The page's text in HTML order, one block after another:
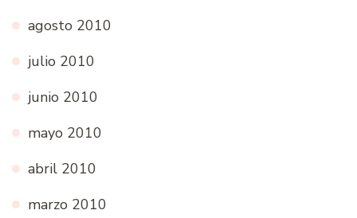
agosto 2010
julio 2010
junio 2010
mayo 2010
abril 2010
marzo 2010